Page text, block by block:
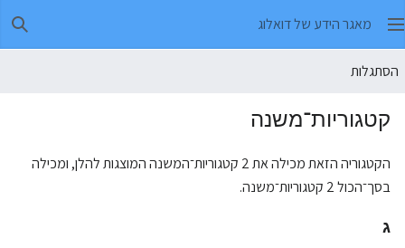
מאגר הידע של דואלוג
הסתגלות
קטגוריות־משנה
הקטגוריה הזאת מכילה את 2 קטגוריות־המשנה המוצגות להלן, ומכילה
בסך־הכול 2 קטגוריות־משנה.
ג